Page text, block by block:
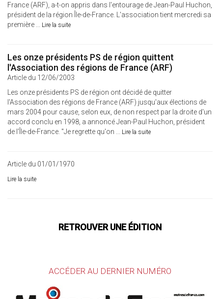
France (ARF), a-t-on appris dans l'entourage de Jean-Paul Huchon,
président de la région Île-de-France. L'association tient mercredi sa
première ... Lire la suite
Les onze présidents PS de région quittent
l'Association des régions de France (ARF)
Article du 12/06/2003
Les onze présidents PS de région ont décidé de quitter
l'Association des régions de France (ARF) jusqu'aux élections de
mars 2004 pour cause, selon eux, de non respect par la droite d'un
accord conclu en 1998, a annoncé Jean-Paul Huchon, président
de l'Île-de-France. "Je regrette qu'on ... Lire la suite
Article du 01/01/1970
Lire la suite
RETROUVER UNE ÉDITION
ACCÉDER AU DERNIER NUMÉRO